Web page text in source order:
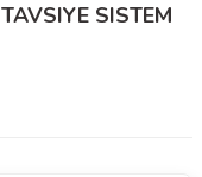
SISTEM